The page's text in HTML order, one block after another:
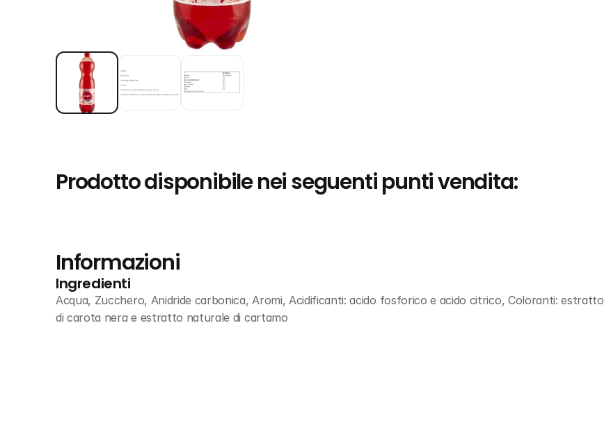
Prodotto disponibile nei seguenti punti vendita:
Informazioni
Ingredienti
Acqua, Zucchero, Anidride carbonica, Aromi, Acidificanti: acido fosforico e acido citrico, Coloranti: estratto
di carota nera e estratto naturale di cartamo